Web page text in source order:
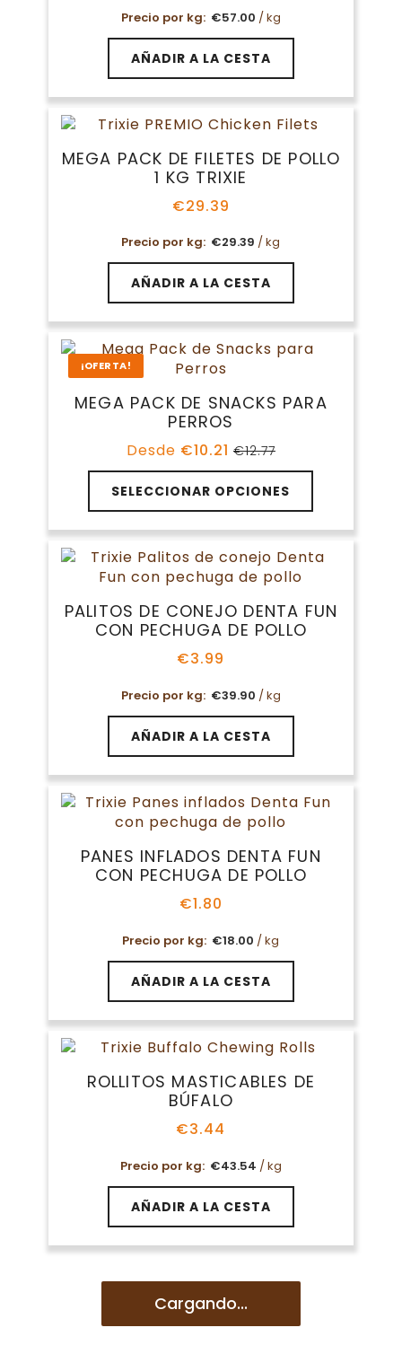
Precio por kg: €57.00 / kg
AÑADIR A LA CESTA
MEGA PACK DE FILETES DE POLLO
1 KG TRIXIE
€29.39
Precio por kg: €29.39 / kg
AÑADIR A LA CESTA
¡OFERTA!
MEGA PACK DE SNACKS PARA
PERROS
Desde €12.77
El
precio
original
era:
€12.77.
€10.21
El
precio
actual
es:
€10.21.
SELECCIONAR OPCIONES
PALITOS DE CONEJO DENTA FUN
CON PECHUGA DE POLLO
€3.99
Precio por kg: €39.90 / kg
AÑADIR A LA CESTA
PANES INFLADOS DENTA FUN
CON PECHUGA DE POLLO
€1.80
Precio por kg: €18.00 / kg
AÑADIR A LA CESTA
ROLLITOS MASTICABLES DE
BÚFALO
€3.44
Precio por kg: €43.54 / kg
AÑADIR A LA CESTA